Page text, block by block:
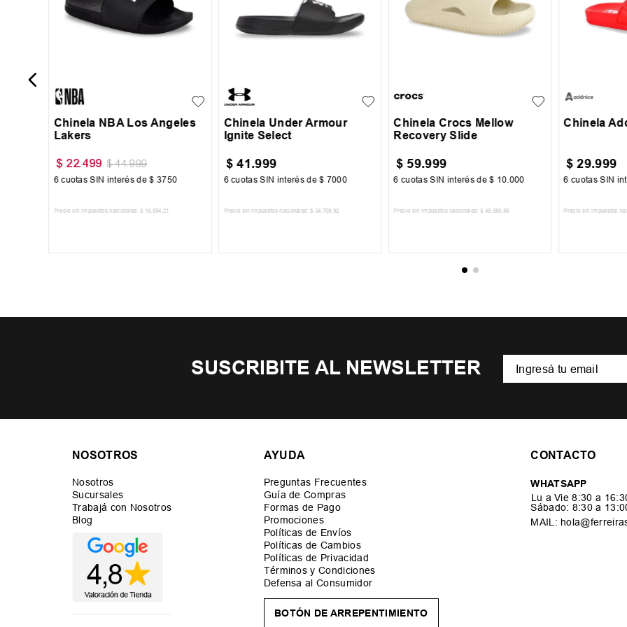
Chinela NBA Los Angeles
Lakers
$ 22.499 $ 44.999
6 cuotas SIN interés de$ 3750
Precio sin impuestos nacionales: $ 18.594 ,21
Chinela Under Armour
Ignite Select
$ 41.999
6 cuotas SIN interés de$ 7000
Precio sin impuestos nacionales: $ 34.709 ,92
Chinela Crocs Mellow
Recovery Slide
$ 59.999
6 cuotas SIN interés de$ 10 000
Precio sin impuestos nacionales: $ 49.585 ,95
Chinela
$ 29.999
6 cuotas SIN
Precio sin impuestos
SUSCRIBITE AL NEWSLETTER
NOSOTROS
Nosotros
Sucursales
Trabajá con Nosotros
Blog
AYUDA
Preguntas Frecuentes
Guía de Compras
Formas de Pago
Promociones
Políticas de Envíos
Políticas de Cambios
Políticas de Privacidad
Términos y Condiciones
Defensa al Consumidor
BOTÓN DE ARREPENTIMIENTO
CONTACTO
WHATSAPP
Lu a Vie 8:30 a
Sábado: 8:30 a
MAIL: